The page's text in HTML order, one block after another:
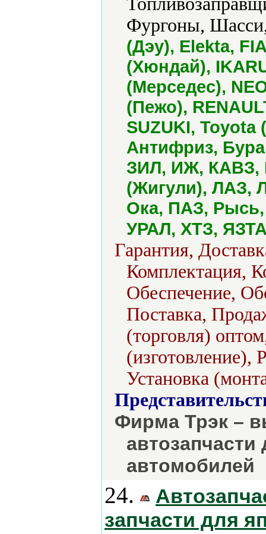
Фургоны,
(Дэу), Elekta,
(Хюндай),
(Мерседес),
(Пежо),
SUZUKI, Toyota
Антифриз,
ЗИЛ, ИЖ, КАВЗ,
(Жигули), ЛАЗ,
Ока, ПАЗ, Рысь,
УРАЛ, ХТЗ,
Гарантия,
Комплектация,
Обеспечение,
Поставка,
(торговля)
(изготовление),
Установка
Фирма Трэк –
автомобилей
24.
запчасти для